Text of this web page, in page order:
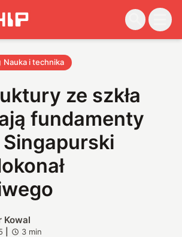
Nauka i technika
ze szkła
fundamenty
Kowal
3 min